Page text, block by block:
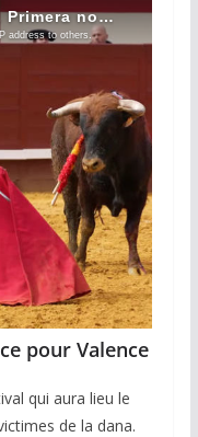
pour Valence
qui aura lieu le
de la dana.